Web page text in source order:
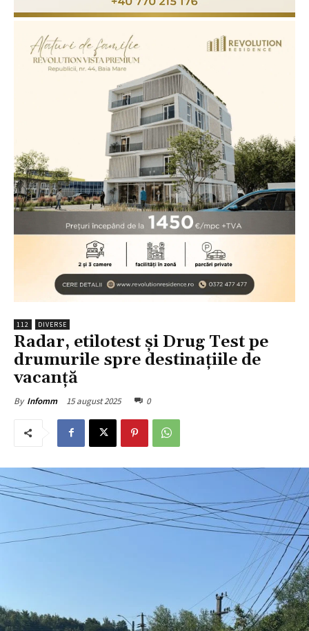
112 DIVERSE
Radar, etilotest și Drug Test pe
drumurile spre destinațiile de
vacanță
By Infomm 15 august 2025 0